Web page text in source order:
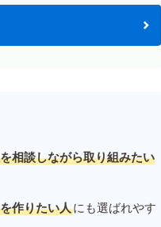
相談しながら取り組みたい
作りたい人にも選ばれやす